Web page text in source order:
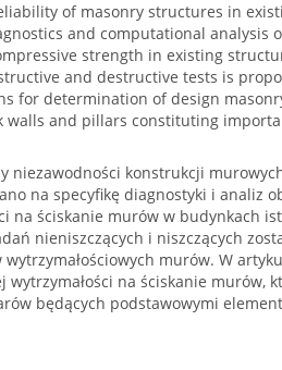
of masonry structures in
and computational analysis
strength in existing
and destructive tests is
for determination of design
walls and pillars constituting
niezawodności konstrukcji
na specyfikę diagnostyki i analiz
na ściskanie murów w budynkach
nieniszczących i niszczących
murów. W
na ściskanie murów,
będących podstawowymi